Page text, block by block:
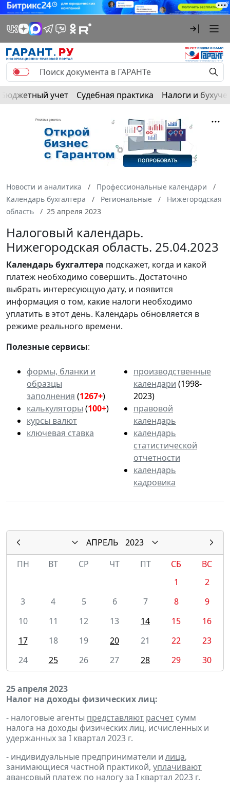
Бюджетный учет Судебная практика Налоги и
Новости и аналитика
Профессиональные календари
Календарь бухгалтера
Региональные
Нижегородская
область
25 апреля 2023
Налоговый календарь.
Нижегородская область. 25.04.2023
Календарьбухгалтера подскажет, когда и какой
платеж необходимо совершить. Достаточно
выбрать интересующую дату, и появится
информация о том, какие налоги необходимо
уплатить в этот день. Календарь обновляется в
режиме реального времени.
Полезные сервисы:
формы, бланки и
образцы
заполнения (1267+)
калькуляторы (100+)
курсы валют
ключевая ставка
производственные
календари (1998-
2023)
правовой
календарь
календарь
статистической
отчетности
календарь
кадровика
АПРЕЛЬ
2023
ПН
ВТ СР ЧТ ПТ СБ
ВС
1
2
3
4 5 6 7 8
9
10
11 12 13 14 15
16
17
18 19 20 21 22
23
24
25 26 27 28 29 30
25 апреля 2023
Налог на доходы физических лиц:
- налоговые агенты представляют расчет сумм
налога на доходы физических лиц, исчисленных и
удержанных за I квартал 2023 г.
- индивидуальные предприниматели и лица,
занимающиеся частной практикой, уплачивают
авансовый платеж по налогу за I квартал 2023 г.